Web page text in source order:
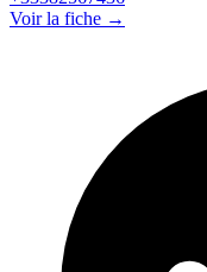
Voir la fiche →